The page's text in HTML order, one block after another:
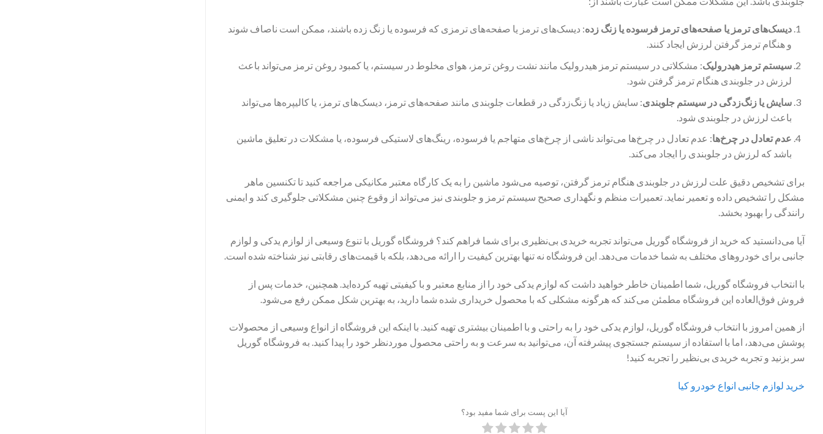
دیسک‌های ترمز یا صفحه‌های ترمز فرسوده یا زنگ زده: دیسک‌های ترمز یا صفحه‌های ترمزی که فرسوده یا زنگ زده باشند، ممکن است ناصاف شوند
و هنگام ترمز گرفتن لرزش ایجاد کنند.
سیستم ترمز هیدرولیک: مشکلاتی در سیستم ترمز هیدرولیک مانند نشت روغن ترمز، هوای مخلوط در سیستم، یا کمبود روغن ترمز می‌تواند باعث
لرزش در جلوبندی هنگام ترمز گرفتن شود.
سایش یا زنگ‌زدگی در سیستم جلوبندی: سایش زیاد یا زنگ‌زدگی در قطعات جلوبندی مانند صفحه‌های ترمز، دیسک‌های ترمز، یا کالیپره‌ها می‌تواند
باعث لرزش در جلوبندی شود.
عدم تعادل در چرخ‌ها: عدم تعادل در چرخ‌ها می‌تواند ناشی از چرخ‌های متهاجم یا فرسوده، رینگ‌های لاستیکی فرسوده، یا مشکلات در تعلیق ماشین
باشد که لرزش در جلوبندی را ایجاد می‌کند.
برای تشخیص دقیق علت لرزش در جلوبندی هنگام ترمز گرفتن، توصیه می‌شود ماشین را به یک کارگاه معتبر مکانیکی مراجعه کنید تا تکنسین ماهر
مشکل را تشخیص داده و تعمیر نماید. تعمیرات منظم و نگهداری صحیح سیستم ترمز و جلوبندی نیز می‌تواند از وقوع چنین مشکلاتی جلوگیری کند و ایمنی
رانندگی را بهبود بخشد.
آیا می‌دانستید که خرید از فروشگاه گوریل می‌تواند تجربه خریدی بی‌نظیری برای شما فراهم کند؟ فروشگاه گوریل با تنوع وسیعی از لوازم یدکی و لوازم
جانبی برای خودروهای مختلف به شما خدمات می‌دهد. این فروشگاه نه تنها بهترین کیفیت را ارائه می‌دهد، بلکه با قیمت‌های رقابتی نیز شناخته شده است.
با انتخاب فروشگاه گوریل، شما اطمینان خاطر خواهید داشت که لوازم یدکی خود را از منابع معتبر و با کیفیتی تهیه کرده‌اید. همچنین، خدمات پس از
فروش فوق‌العاده این فروشگاه مطمئن می‌کند که هرگونه مشکلی که با محصول خریداری شده شما دارید، به بهترین شکل ممکن رفع می‌شود.
از همین امروز با انتخاب فروشگاه گوریل، لوازم یدکی خود را به راحتی و با اطمینان بیشتری تهیه کنید. با اینکه این فروشگاه از انواع وسیعی از محصولات
پوشش می‌دهد، اما با استفاده از سیستم جستجوی پیشرفته آن، می‌توانید به سرعت و به راحتی محصول موردنظر خود را پیدا کنید. به فروشگاه گوریل
سر بزنید و تجربه خریدی بی‌نظیر را تجربه کنید!
خرید لوازم جانبی انواع خودرو کیا
آیا این پست برای شما مفید بود؟